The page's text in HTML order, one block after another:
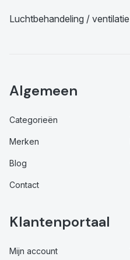
Luchtbehandeling / ventilatie
Algemeen
Categorieën
Merken
Blog
Contact
Klantenportaal
Mijn account